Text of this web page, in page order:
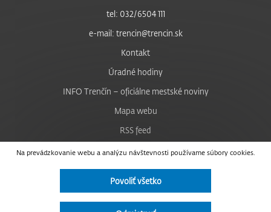
Na prevádzkovanie webu a analýzu návštevnosti používame súbory cookies.
Povoliť všetko
tel: 032/6504 111
e-mail: trencin@trencin.sk
Kontakt
Úradné hodiny
INFO Trenčín – oficiálne mestské noviny
Mapa webu
RSS feed
Nastavenie cookies
Facebook
Instagram